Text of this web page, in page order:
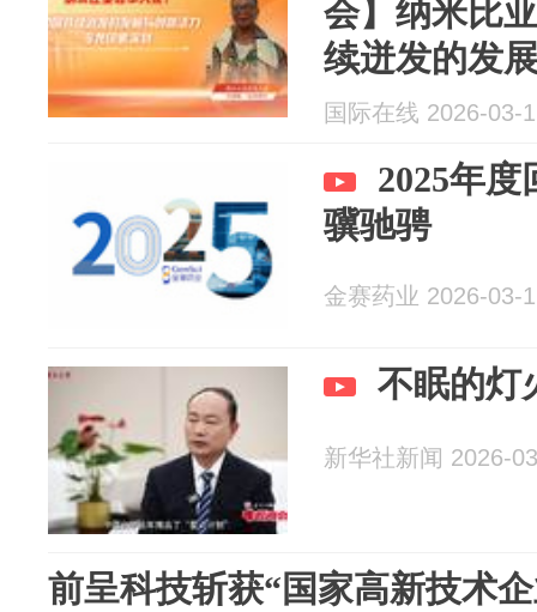
会】纳米比
续迸发的发
象深刻
国际在线 2026-03-
2025年
骥驰骋
金赛药业 2026-03-
不眠的灯
新华社新闻 2026-
前呈科技斩获“国家高新技术